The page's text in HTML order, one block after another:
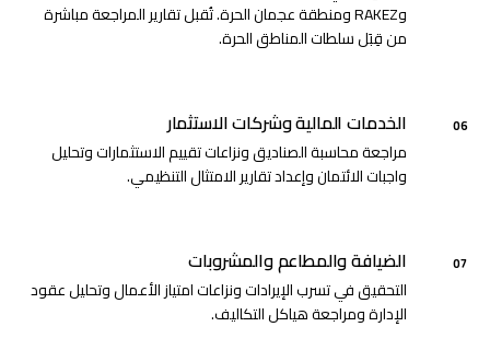
وRAKEZ ومنطقة عجمان الحرة. تُقبل تقارير المراجعة مباشرة
من قِبَل سلطات المناطق الحرة.
06 الخدمات المالية وشركات الاستثمار
مراجعة محاسبة الصناديق ونزاعات تقييم الاستثمارات وتحليل
واجبات الائتمان وإعداد تقارير الامتثال التنظيمي.
07 الضيافة والمطاعم والمشروبات
التحقيق في تسرب الإيرادات ونزاعات امتياز الأعمال وتحليل عقود
الإدارة ومراجعة هياكل التكاليف.